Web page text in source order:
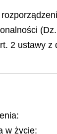
2 ustawy z
w życie: